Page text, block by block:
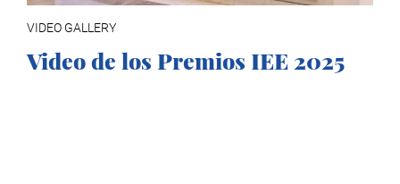
VIDEO GALLERY
Video de los Premios IEE 2025